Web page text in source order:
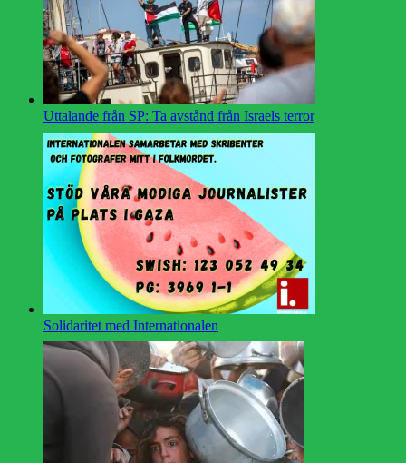
Uttalande från SP: Ta avstånd från Israels terror
Solidaritet med Internationalen